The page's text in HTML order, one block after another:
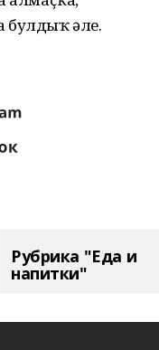
әле.
Рубрика "Еда и
напитки"